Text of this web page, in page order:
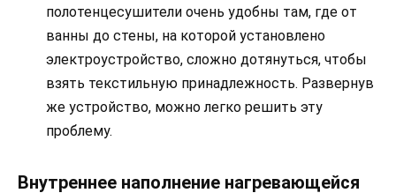
полотенцесушители очень удобны там, где от
ванны до стены, на которой установлено
электроустройство, сложно дотянуться, чтобы
взять текстильную принадлежность. Развернув
же устройство, можно легко решить эту
проблему.
Внутреннее наполнение нагревающейся